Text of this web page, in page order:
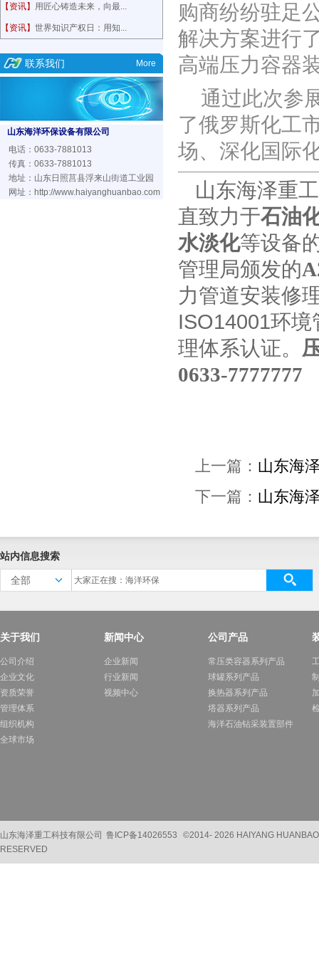
【资讯】 用匠心铸造未来，向最...
【资讯】 世界知识产权日：用知...
联系我们 More
山东海洋环保设备有限公司
电话：0633-7881013
传真：0633-7881013
地址：山东日照莒县浮来山街道工业园
网址： http://www.haiyanghuanbao.com
购商纷纷驻足
解决方案进行
高端压力容器
通过此次参
了俄罗斯化工
场、深化国际
山东海泽重
直致力于石油
水淡化等设备
管理局颁发的
力管道安装修
ISO14001环
理体系认证。
0633-7777777
上一篇： 山东海
下一篇： 山东海
站内信息搜索
全部
关于我们
公司介绍
企业文化
资质荣誉
管理体系
组织机构
全球市场
新闻中心
企业新闻
行业新闻
视频中心
公司产品
常压类容器系列产品
球罐系列产品
换热器系列产品
塔器系列产品
海洋石油钻采装置部件
山东海泽重工科技有限公司 鲁ICP备14026553 ©2014- 2026 HAIYANG
RESERVED